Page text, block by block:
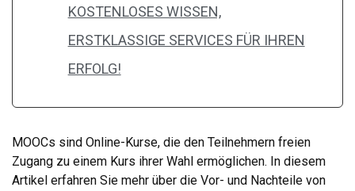
KOSTENLOSES WISSEN,
ERSTKLASSIGE SERVICES FÜR IHREN
ERFOLG!
MOOCs sind Online-Kurse, die den Teilnehmern freien
Zugang zu einem Kurs ihrer Wahl ermöglichen. In diesem
Artikel erfahren Sie mehr über die Vor- und Nachteile von